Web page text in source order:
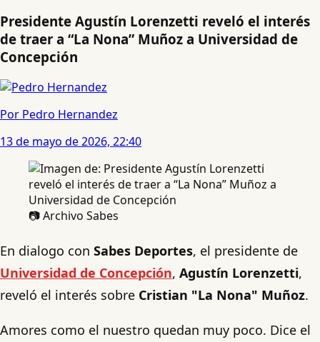
Presidente Agustín Lorenzetti reveló el interés
de traer a “La Nona” Muñoz a Universidad de
Concepción
Por Pedro Hernandez
13 de mayo de 2026, 22:40
📷 Archivo Sabes
En dialogo con Sabes Deportes, el presidente de
Universidad de Concepción, Agustín Lorenzetti,
reveló el interés sobre Cristian "La Nona" Muñoz.
Amores como el nuestro quedan muy poco. Dice el